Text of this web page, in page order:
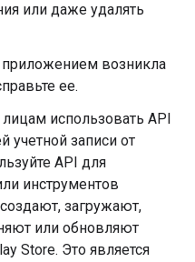
или даже удалять
возникла
ее.
использовать API
учетной записи от
API для
инструментов
загружают,
или обновляют
Store. Это является